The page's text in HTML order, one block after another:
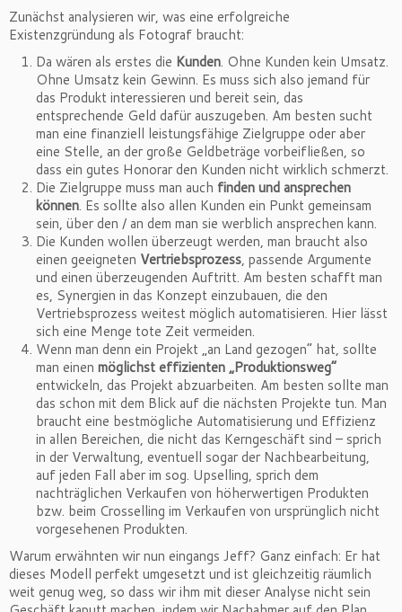
Zunächst analysieren wir, was eine erfolgreiche
Existenzgründung als Fotograf braucht:
Da wären als erstes die Kunden. Ohne Kunden kein Umsatz.
Ohne Umsatz kein Gewinn. Es muss sich also jemand für
das Produkt interessieren und bereit sein, das
entsprechende Geld dafür auszugeben. Am besten sucht
man eine finanziell leistungsfähige Zielgruppe oder aber
eine Stelle, an der große Geldbeträge vorbeifließen, so
dass ein gutes Honorar den Kunden nicht wirklich schmerzt.
Die Zielgruppe muss man auch finden und ansprechen
können. Es sollte also allen Kunden ein Punkt gemeinsam
sein, über den / an dem man sie werblich ansprechen kann.
Die Kunden wollen überzeugt werden, man braucht also
einen geeigneten Vertriebsprozess, passende Argumente
und einen überzeugenden Auftritt. Am besten schafft man
es, Synergien in das Konzept einzubauen, die den
Vertriebsprozess weitest möglich automatisieren. Hier lässt
sich eine Menge tote Zeit vermeiden.
Wenn man denn ein Projekt „an Land gezogen“ hat, sollte
man einen möglichst effizienten „Produktionsweg“
entwickeln, das Projekt abzuarbeiten. Am besten sollte man
das schon mit dem Blick auf die nächsten Projekte tun. Man
braucht eine bestmögliche Automatisierung und Effizienz
in allen Bereichen, die nicht das Kerngeschäft sind – sprich
in der Verwaltung, eventuell sogar der Nachbearbeitung,
auf jeden Fall aber im sog. Upselling, sprich dem
nachträglichen Verkaufen von höherwertigen Produkten
bzw. beim Crosselling im Verkaufen von ursprünglich nicht
vorgesehenen Produkten.
Warum erwähnten wir nun eingangs Jeff? Ganz einfach: Er hat
dieses Modell perfekt umgesetzt und ist gleichzeitig räumlich
weit genug weg, so dass wir ihm mit dieser Analyse nicht sein